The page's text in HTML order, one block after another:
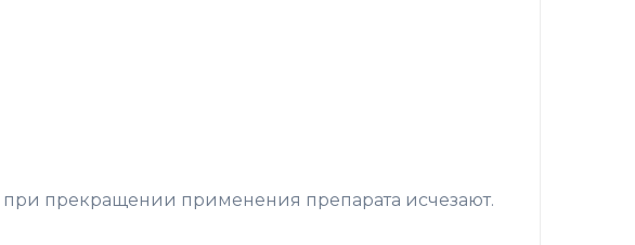
прекращении применения препарата исчезают.